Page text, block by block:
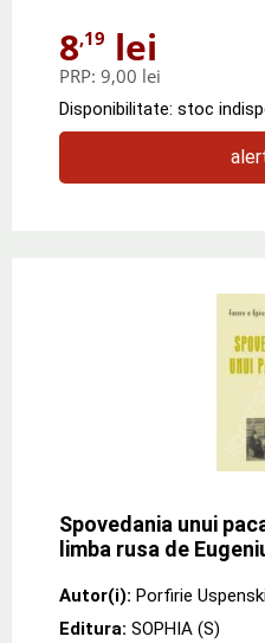
8,19 lei
PRP: 9,00 lei
Disponibilitate: stoc
Spovedania unui
limba rusa de
Autor(i): Porfirie
Editura: SOPHIA (S)